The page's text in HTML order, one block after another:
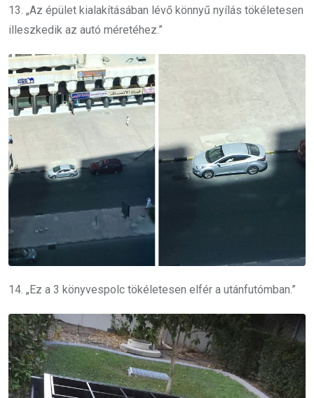
13. „Az épület kialakításában lévő könnyű nyílás tökéletesen
illeszkedik az autó méretéhez.”
14. „Ez a 3 könyvespolc tökéletesen elfér a utánfutómban.”